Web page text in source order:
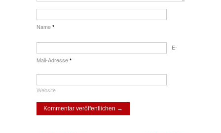
Name *
E-
Mail-Adresse *
Website